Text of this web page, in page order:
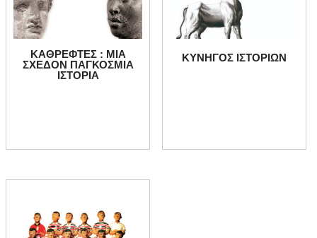
ΚΑΘΡΕΦΤΕΣ : ΜΙΑ
ΣΧΕΔΟΝ ΠΑΓΚΟΣΜΙΑ
ΙΣΤΟΡΙΑ
ΚΥΝΗΓΟΣ ΙΣΤΟΡΙΩΝ